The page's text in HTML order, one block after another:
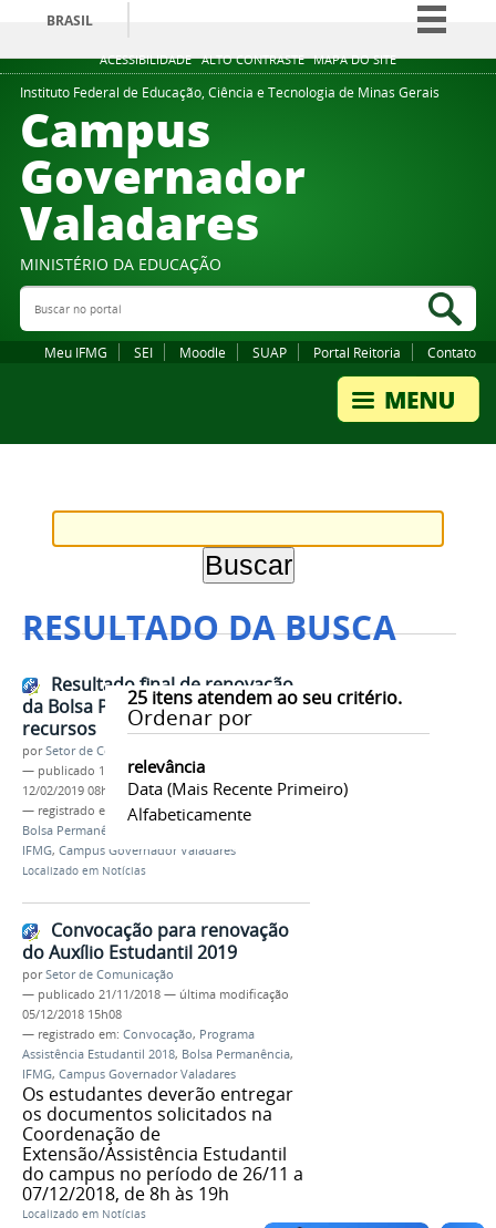
ACESSIBILIDADE ALTO CONTRASTE MAPA DO SITE
BRASIL
Simplifique!
Comunica BR
Instituto Federal de Educação, Ciência e Tecnologia de Minas Gerais
Campus
Governador
Valadares
MINISTÉRIO DA EDUCAÇÃO
Buscar no portal
Meu IFMG SEI Moodle SUAP Portal Reitoria Contato
RESULTADO DA BUSCA
25itens atendem ao seu critério.
Ordenar por
relevância
Data (mais Recente Primeiro)
Alfabeticamente
Resultado final de renovação
da Bolsa Permanência 2019 após
recursos
porSetor de Comunicação
— publicado 12/02/2019—última modificação
12/02/2019 08h39
— registrado em:
Resultado Final,Renovação
Bolsa Permanência 2019
IFMG, Campus Governador Valadares
Localizado em Notícias
Convocação para renovação
do Auxílio Estudantil 2019
porSetor de Comunicação
— publicado 21/11/2018 — última modificação
05/12/2018 15h08
— registrado em: Convocação, Programa
Assistência Estudantil 2018, Bolsa Permanência,
IFMG, Campus Governador Valadares
Os estudantes deverão entregar
os documentos solicitados na
Coordenação de
Extensão/Assistência Estudantil
do campus no período de 26/11 a
07/12/2018, de 8h às 19h
Localizado em Notícias